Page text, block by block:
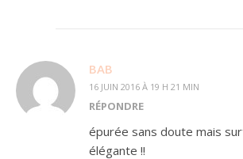
BAB
16 JUIN 2016 À 19 H 21 MIN
RÉPONDRE
épurée sans doute mais
élégante !!